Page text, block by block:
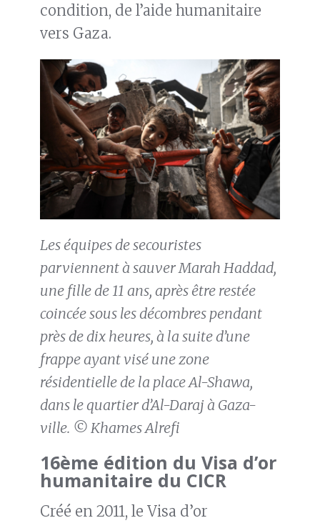
condition, de l’aide humanitaire
vers Gaza.
Les équipes de secouristes
parviennent à sauver Marah Haddad,
une fille de 11 ans, après être restée
coincée sous les décombres pendant
près de dix heures, à la suite d’une
frappe ayant visé une zone
résidentielle de la place Al-Shawa,
dans le quartier d’Al-Daraj à Gaza-
ville. © Khames Alrefi
16ème édition du Visa d’or
humanitaire du CICR
Créé en 2011, le Visa d’or